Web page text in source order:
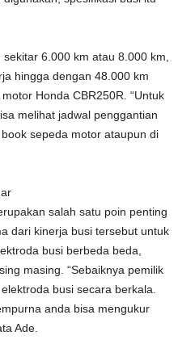
6.000 km atau 8.000 km,
hingga dengan 48.000 km
Honda CBR250R. “Untuk
melihat jadwal penggantian
sepeda motor ataupun di
salah satu poin penting
dari kinerja busi tersebut untuk
busi berbeda beda,
masing. “Sebaiknya pemilik
busi secara berkala.
anda bisa mengukur
Ade.